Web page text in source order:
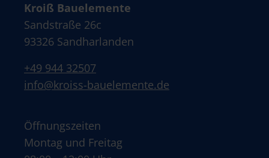
Kroiß Bauelemente
Sandstraße 26c
93326 Sandharlanden
+49 944 32507
info@kroiss-bauelemente.de
Öffnungszeiten
Montag und Freitag